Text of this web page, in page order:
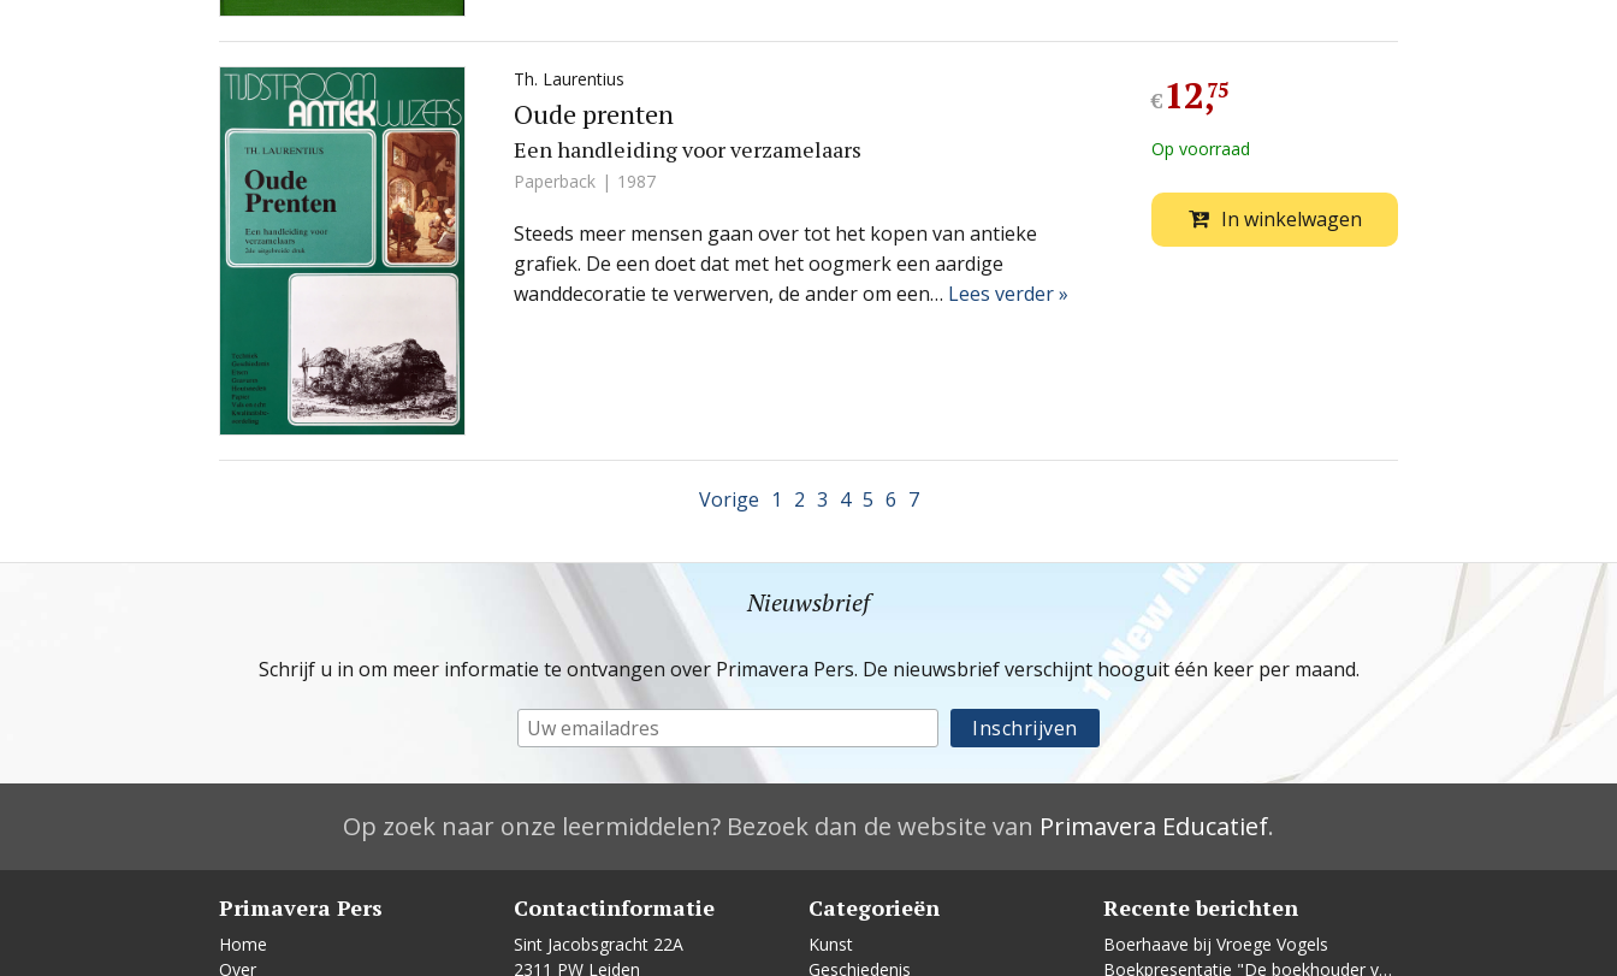
Th. Laurentius
Oude prenten
Een handleiding voor verzamelaars
Paperback 1987
Steeds meer mensen gaan over tot het kopen van antieke
grafiek. De een doet dat met het oogmerk een aardige
wanddecoratie te verwerven, de ander om een… Lees verder »
€12,75
Op voorraad
In winkelwagen
Vorige 1 2 3 4 5 6 7
Nieuwsbrief
Schrijf u in om meer informatie te ontvangen over Primavera Pers. De nieuwsbrief verschijnt hooguit één keer per maand.
Op zoek naar onze leermiddelen? Bezoek dan de website van Primavera Educatief.
Primavera Pers
Home
Over
Contactinformatie
Sint Jacobsgracht 22A
2311 PW Leiden
Categorieën
Kunst
Geschiedenis
Recente berichten
Boerhaave bij Vroege Vogels
Boekpresentatie "De boekhouder van La Calzada"